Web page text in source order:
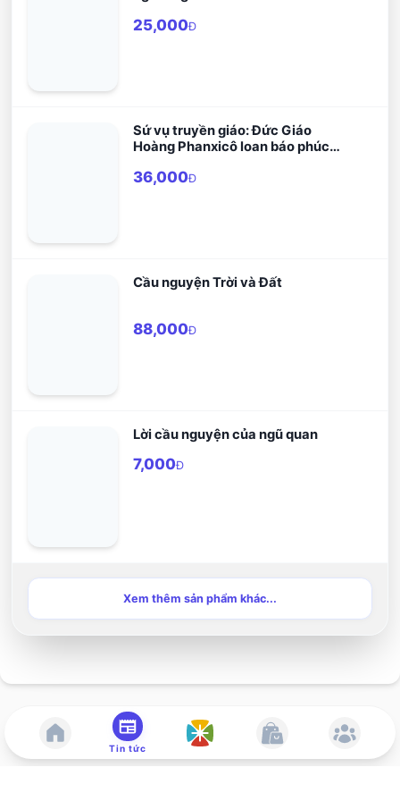
giúp đỡ trong việc phục vụ
25,000Đ
Sứ vụ truyền giáo: Đức Giáo
Hoàng Phanxicô loan báo phúc
36,000Đ
Cầu nguyện Trời và Đất
88,000Đ
Lời cầu nguyện của ngũ quan
7,000Đ
Xem thêm sản phẩm khác...
Tin tức